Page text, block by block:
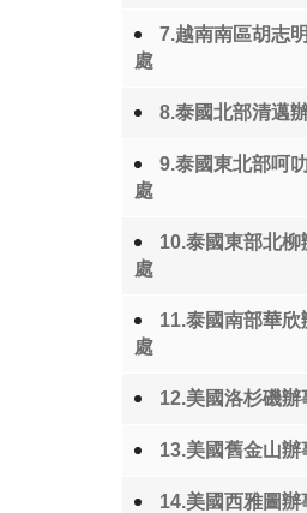
7.越南南區胡志
處
8.泰國北部清邁
9.泰國東北部呵
處
10.泰國東部北柳
處
11.泰國南部華欣
處
12.美國洛杉磯辦
13.美國舊金山辦
14.美國西雅圖辦